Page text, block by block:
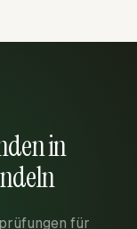
in
für